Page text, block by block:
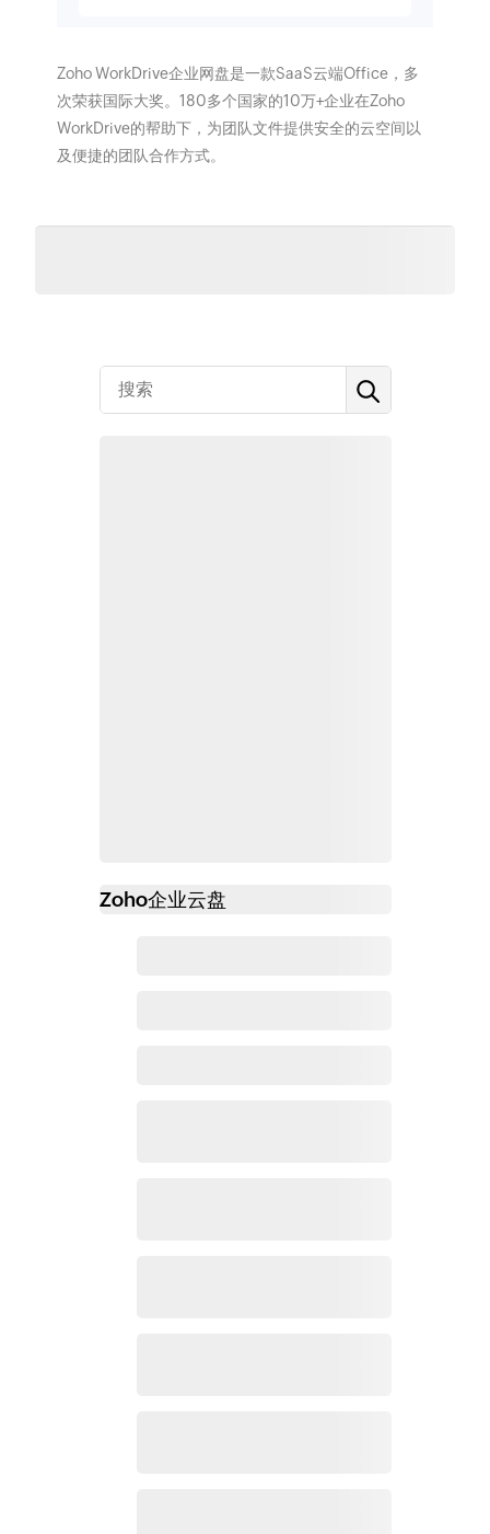
Zoho WorkDrive企业网盘是一款SaaS云端Office，多
次荣获国际大奖。180多个国家的10万+企业在Zoho
WorkDrive的帮助下，为团队文件提供安全的云空间以
及便捷的团队合作方式。
Zoho企业云盘